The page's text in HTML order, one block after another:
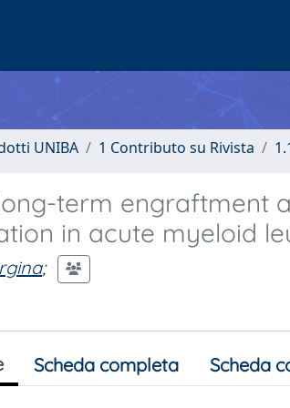
UNIBA 1 Contributo su Rivista
term engraftment
in acute myeloid
;
Scheda completa Scheda